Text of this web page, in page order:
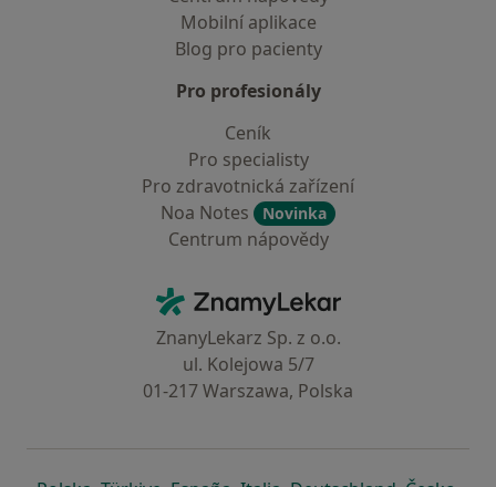
Mobilní aplikace
Blog pro pacienty
Pro profesionály
Ceník
Pro specialisty
Pro zdravotnická zařízení
Noa Notes
Novinka
Centrum nápovědy
ZnamyLekar - Hlavní stránka
ZnanyLekarz Sp. z o.o.
ul. Kolejowa 5/7
01-217 Warszawa, Polska